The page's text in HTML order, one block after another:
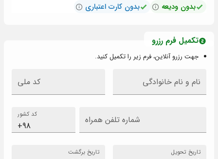
بدون ودیعه بدون کارت اعتباری
تکمیل فرم رزرو
جهت رزرو آنلاین، فرم زیر را تکمیل کنید.
نام و نام خانوادگی کد ملی
کد کشور شماره تلفن همراه
تاریخ تحویل تاریخ برگشت